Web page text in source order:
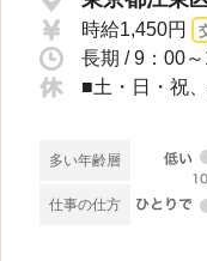
時給1,450円
長期 / 9：00
■土・日・祝
多い年齢層
仕事の仕方